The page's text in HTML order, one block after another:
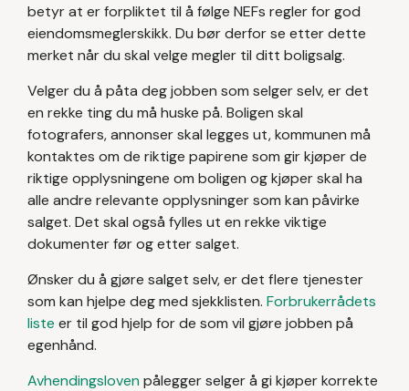
betyr at er forpliktet til å følge NEFs regler for god
eiendomsmeglerskikk. Du bør derfor se etter dette
merket når du skal velge megler til ditt boligsalg.
Velger du å påta deg jobben som selger selv, er det
en rekke ting du må huske på. Boligen skal
fotografers, annonser skal legges ut, kommunen må
kontaktes om de riktige papirene som gir kjøper de
riktige opplysningene om boligen og kjøper skal ha
alle andre relevante opplysninger som kan påvirke
salget. Det skal også fylles ut en rekke viktige
dokumenter før og etter salget.
Ønsker du å gjøre salget selv, er det flere tjenester
som kan hjelpe deg med sjekklisten. Forbrukerrådets
liste er til god hjelp for de som vil gjøre jobben på
egenhånd.
Avhendingslovenpålegger selger å gi kjøper korrekte